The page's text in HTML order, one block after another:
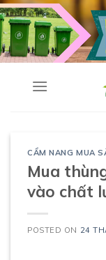
Skip
to
content
CẨM NANG MUA
Mua
vào chất
POSTED ON 24